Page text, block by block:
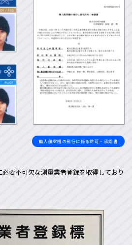
無人航空機の飛行に係る許可・承認書
要不可欠な測量業者登録を取得しており